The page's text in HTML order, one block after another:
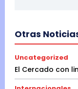
Otras
Uncategorized
El Cercado con